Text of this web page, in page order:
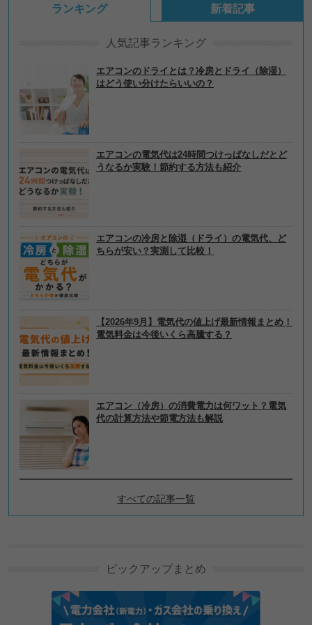
ランキング
人気記事ランキング
エアコンのドライとは？冷房とドライ（除湿）
はどう使い分けたらいいの？
エアコンの電気代は24時間つけっぱなしだとど
うなるか実験！節約する方法も紹介
エアコンの冷房と除湿（ドライ）の電気代、ど
ちらが安い？実測して比較！
【2026年9月】電気代の値上げ最新情報まとめ！
電気料金は今後いくら高騰する？
エアコン（冷房）の消費電力は何ワット？電気
代の計算方法や節電方法も解説
すべての記事一覧
新着記事
エアコン（冷房）1時間の電気代を実測！室内温度を
ピックアップまとめ